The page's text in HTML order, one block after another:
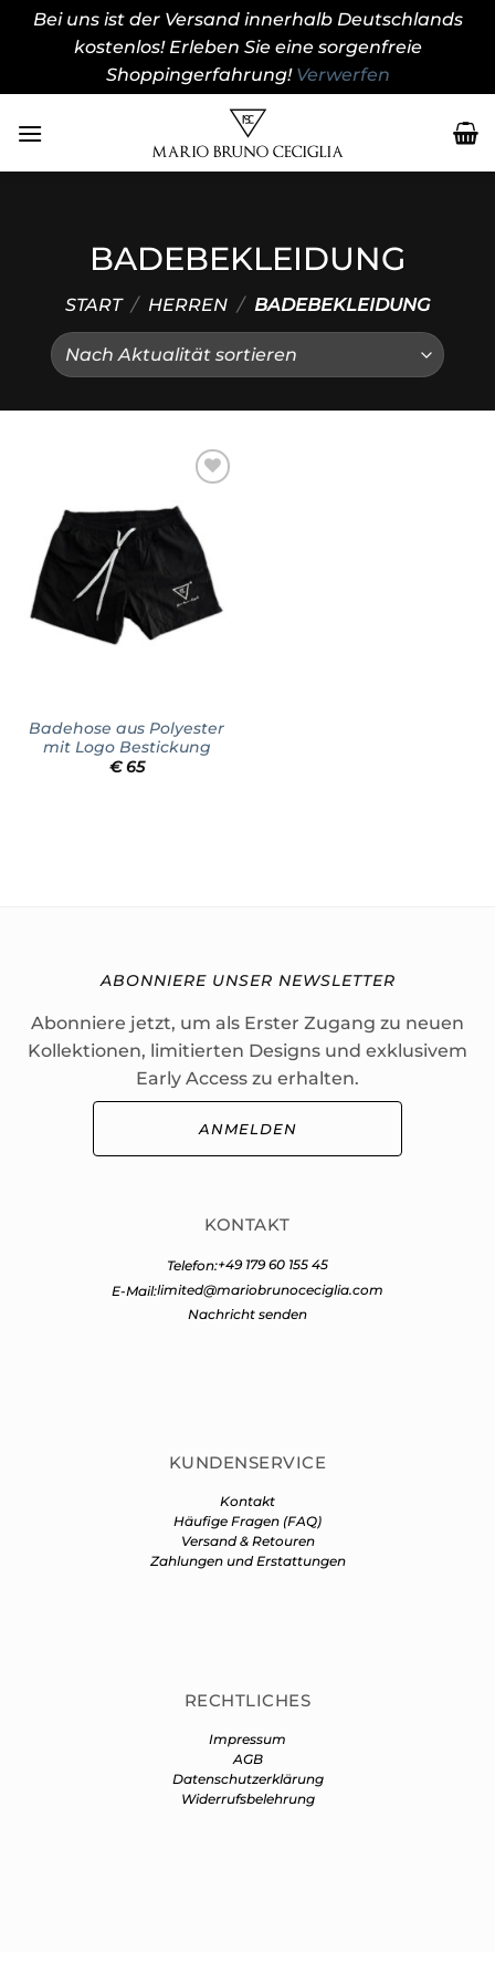
Bei uns ist der Versand innerhalb Deutschlands
kostenlos! Erleben Sie eine sorgenfreie
Shoppingerfahrung! Verwerfen
Inhalt
BADEBEKLEIDUNG
START / HERREN / BADEBEKLEIDUNG
wishlist
Badehose aus Polyester
mit Logo Bestickung
€65
ABONNIERE UNSER NEWSLETTER
Abonniere jetzt, um als Erster Zugang zu neuen
Kollektionen, limitierten Designs und exklusivem
Early Access zu erhalten.
ANMELDEN
KONTAKT
Telefon:+49 179 60 155 45
E-Mail:limited@mariobrunoceciglia.com
Nachricht senden
KUNDENSERVICE
Kontakt
Häufige Fragen (FAQ)
Versand & Retouren
Zahlungen und Erstattungen
RECHTLICHES
Impressum
AGB
Datenschutzerklärung
Widerrufsbelehrung